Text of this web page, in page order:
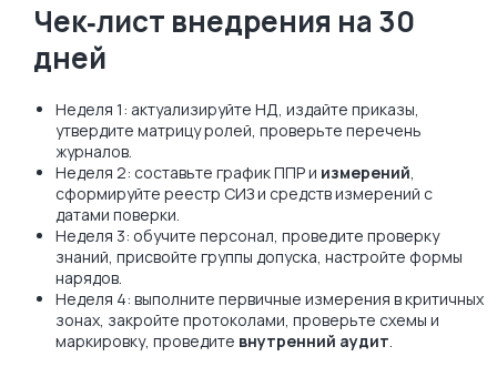
Чек‑лист внедрения на 30
дней
Неделя 1: актуализируйте НД, издайте приказы,
утвердите матрицу ролей, проверьте перечень
журналов.
Неделя 2: составьте график ППР и измерений,
сформируйте реестр СИЗ и средств измерений с
датами поверки.
Неделя 3: обучите персонал, проведите проверку
знаний, присвойте группы допуска, настройте формы
нарядов.
Неделя 4: выполните первичные измерения в критичных
зонах, закройте протоколами, проверьте схемы и
маркировку, проведите внутренний аудит.